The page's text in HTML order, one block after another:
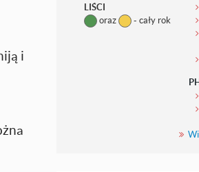
i
LIŚCI
oraz
- cały rok